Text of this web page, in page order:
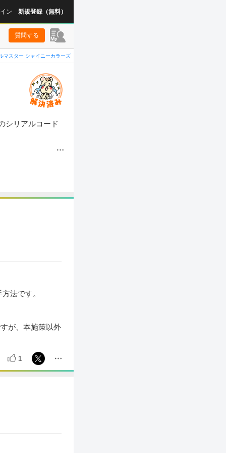
ン 新規登録（無料）
質問する
マスター シャイニーカラーズ
シリアルコード
法です。
が、本施策以外
1